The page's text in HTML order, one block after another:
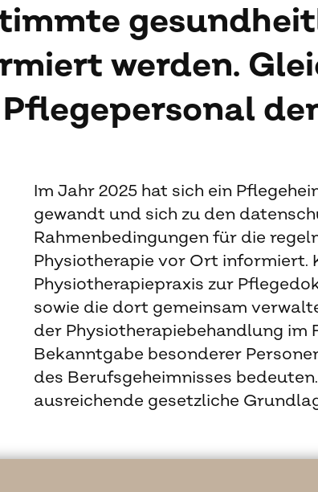
werden.
Pflegepersonal
Im Jahr 2025 hat sich ein
gewandt und sich zu den
Rahmenbedingungen für die
Physiotherapie vor Ort informiert.
Physiotherapiepraxis zur
sowie die dort gemeinsam
der Physiotherapiebehandlung im
Bekanntgabe besonderer
des Berufsgeheimnisses
ausreichende gesetzliche